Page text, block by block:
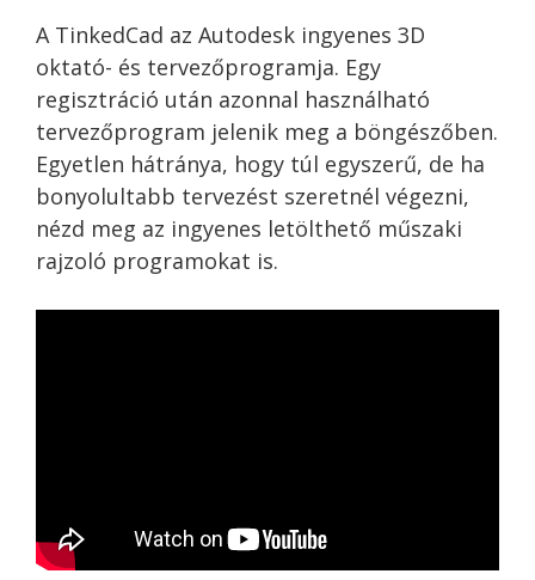
A TinkedCad az Autodesk ingyenes 3D
oktató- és tervezőprogramja. Egy
regisztráció után azonnal használható
tervezőprogram jelenik meg a böngészőben.
Egyetlen hátránya, hogy túl egyszerű, de ha
bonyolultabb tervezést szeretnél végezni,
nézd meg az ingyenes letölthető műszaki
rajzoló programokat is.